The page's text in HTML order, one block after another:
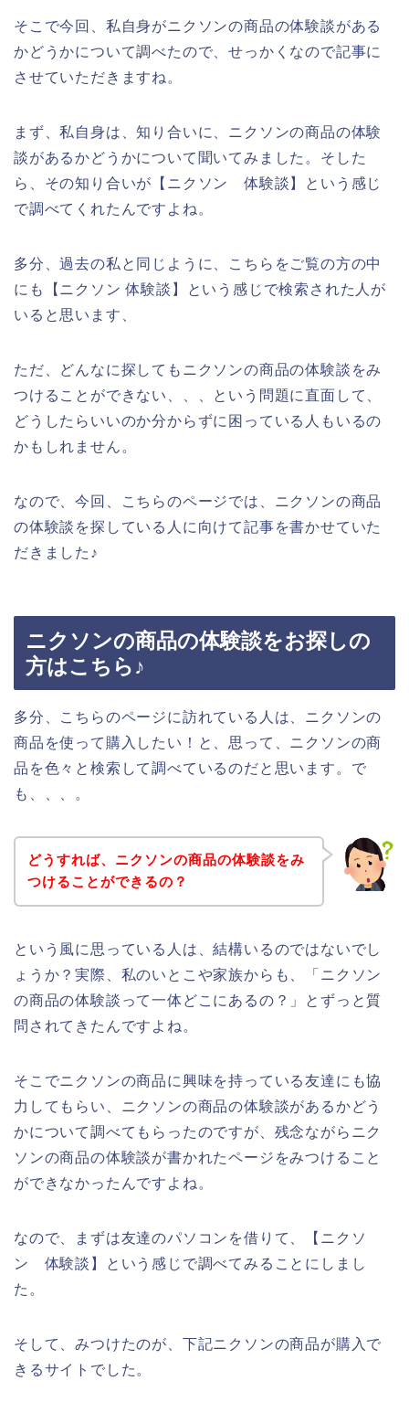
そこで今回、私自身がニクソンの商品の体験談がある
かどうかについて調べたので、せっかくなので記事に
させていただきますね。
まず、私自身は、知り合いに、ニクソンの商品の体験
談があるかどうかについて聞いてみました。そした
ら、その知り合いが【ニクソン 体験談】という感じ
で調べてくれたんですよね。
多分、過去の私と同じように、こちらをご覧の方の中
にも【ニクソン 体験談】という感じで検索された人が
いると思います、
ただ、どんなに探してもニクソンの商品の体験談をみ
つけることができない、、、という問題に直面して、
どうしたらいいのか分からずに困っている人もいるの
かもしれません。
なので、今回、こちらのページでは、ニクソンの商品
の体験談を探している人に向けて記事を書かせていた
だきました♪
ニクソンの商品の体験談をお探しの
方はこちら♪
多分、こちらのページに訪れている人は、ニクソンの
商品を使って購入したい！と、思って、ニクソンの商
品を色々と検索して調べているのだと思います。で
も、、、。
どうすれば、ニクソンの商品の体験談をみ
つけることができるの？
という風に思っている人は、結構いるのではないでし
ょうか？実際、私のいとこや家族からも、「ニクソン
の商品の体験談って一体どこにあるの？」とずっと質
問されてきたんですよね。
そこでニクソンの商品に興味を持っている友達にも協
力してもらい、ニクソンの商品の体験談があるかどう
かについて調べてもらったのですが、残念ながらニク
ソンの商品の体験談が書かれたページをみつけること
ができなかったんですよね。
なので、まずは友達のパソコンを借りて、【ニクソ
ン 体験談】という感じで調べてみることにしまし
た。
そして、みつけたのが、下記ニクソンの商品が購入で
きるサイトでした。